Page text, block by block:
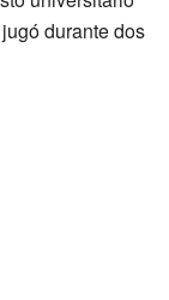
durante dos